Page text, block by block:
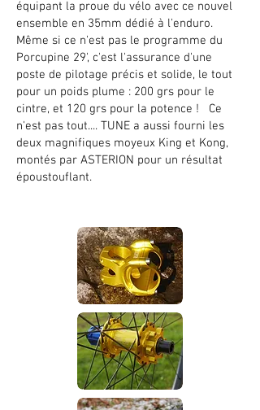
équipant la proue du vélo avec ce nouvel
ensemble en 35mm dédié à l'enduro.
Même si ce n'est pas le programme du
Porcupine 29', c'est l'assurance d'une
poste de pilotage précis et solide, le tout
pour un poids plume : 200 grs pour le
cintre, et 120 grs pour la potence ! Ce
n'est pas tout.... TUNE a aussi fourni les
deux magnifiques moyeux King et Kong,
montés par ASTERION pour un résultat
époustouflant.